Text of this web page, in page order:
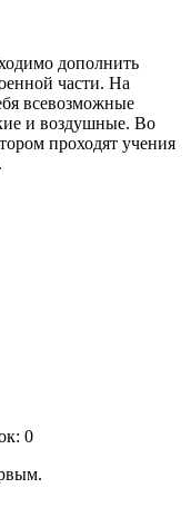
дополнить
части. На
всевозможные
и воздушные. Во
проходят учения
0